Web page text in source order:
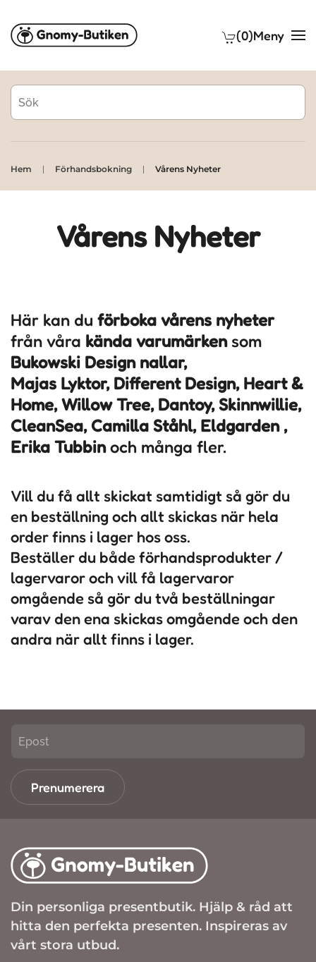
Skip to main content (0)Meny
Hem Förhandsbokning Vårens Nyheter
Vårens Nyheter
Här kan du förboka vårens nyheter
från våra kända varumärkensom
Bukowski Design nallar,
Majas Lyktor, Different Design, Heart &
Home, Willow Tree, Dantoy, Skinnwillie,
CleanSea, Camilla Ståhl, Eldgarden ,
Erika Tubbinoch många fler.
Vill du få allt skickat samtidigt så gör du
en beställning och allt skickas när hela
order finns i lager hos oss.
Beställer du både förhandsprodukter /
lagervaror och vill få lagervaror
omgående så gör du två beställningar
varav den ena skickas omgående och den
andra när allt finns i lager.
Prenumerera
Din personliga presentbutik. Hjälp & råd att
hitta den perfekta presenten. Inspireras av
vårt stora utbud.